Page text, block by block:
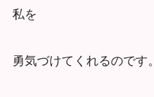
私を
勇気づけてくれるのです。